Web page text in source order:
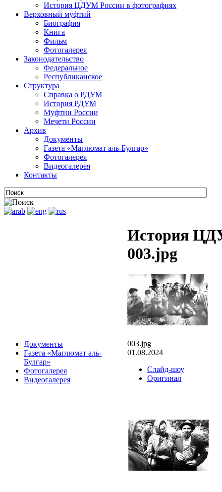
История ЦДУМ России в фотографиях
Верховный муфтий
Биография
Книга
Фильм
Фотогалерея
Законодательство
Федеральное
Республиканское
Структура
Справка о РДУМ
История РДУМ
Муфтии России
Мечети России
Архив
Документы
Газета «Маглюмат аль-Булгар»
Фотогалерея
Видеогалерея
Контакты
Документы
Газета «Маглюмат аль-
Булгар»
Фотогалерея
Видеогалерея
История
003.jpg
003.jpg
01.08.2024
Слайд-шоу
Оригинал